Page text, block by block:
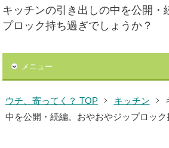
キッチンの引き出しの中を公開・
プロック持ち過ぎでしょうか？
メニュー
ウチ、寄ってく？ TOP キッチン
中を公開・続編。おやおやジップロック